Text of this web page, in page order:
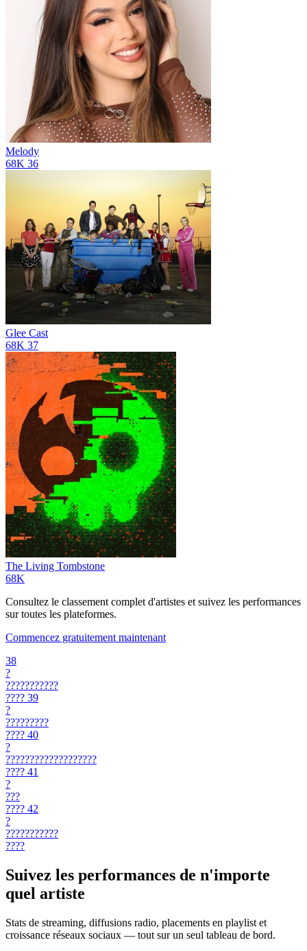
Melody
68K 36
Glee Cast
68K 37
The Living Tombstone
68K
Consultez le classement complet d'artistes et suivez les performances
sur toutes les plateformes.
Commencez gratuitement maintenant
38
?
???????????
???? 39
?
?????????
???? 40
?
???????????????????
???? 41
?
???
???? 42
?
???????????
????
Suivez les performances de n'importe
quel artiste
Stats de streaming, diffusions radio, placements en playlist et
croissance réseaux sociaux — tout sur un seul tableau de bord.